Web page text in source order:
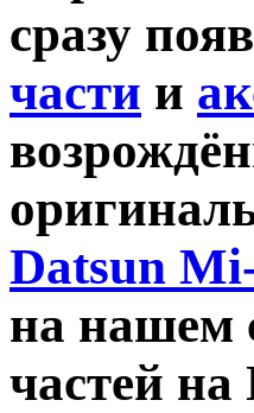
сразу
части и
Datsun
на нашем
частей